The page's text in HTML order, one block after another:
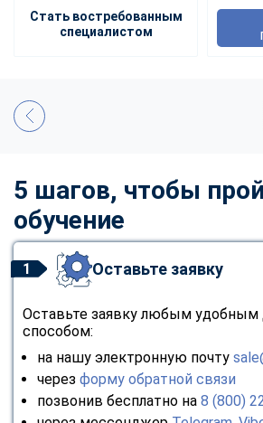
Стать востребованным
специалистом
5 шагов, чтобы
обучение
1 Оставьте заявку
Оставьте заявку любым удобным
способом:
на нашу электронную почту
через форму обратной связи
позвонив бесплатно на 8 (800)